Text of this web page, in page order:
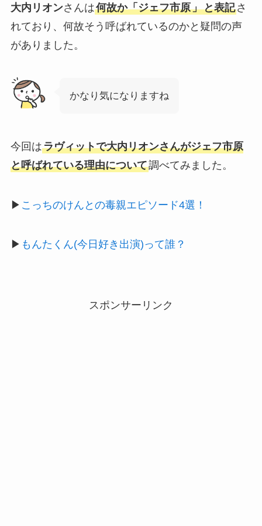
大内リオンさんは何故か「ジェフ市原」と表記さ
れており、何故そう呼ばれているのかと疑問の声
がありました。
かなり気になりますね
今回はラヴィットで大内リオンさんがジェフ市原
と呼ばれている理由について調べてみました。
▶ こっちのけんとの毒親エピソード4選！
▶ もんたくん(今日好き出演)って誰？
スポンサーリンク